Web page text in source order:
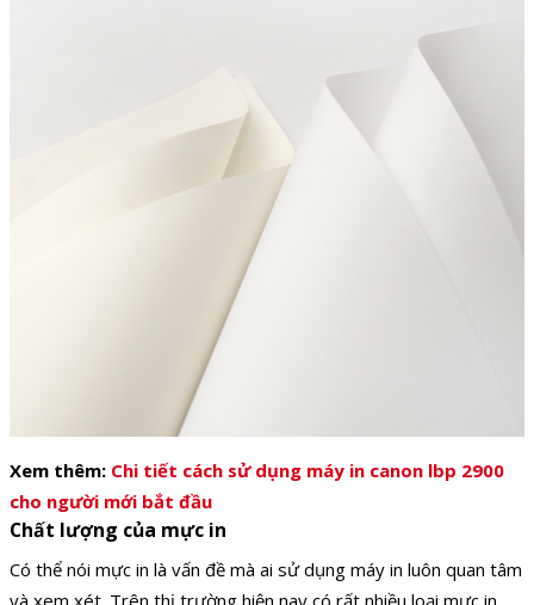
Xem thêm: Chi tiết cách sử dụng máy in canon lbp 2900
cho người mới bắt đầu
Chất lượng của mực in
Có thể nói mực in là vấn đề mà ai sử dụng máy in luôn quan tâm
và xem xét. Trên thị trường hiện nay có rất nhiều loại mực in